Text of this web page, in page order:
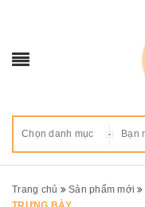
Chọn danh mục
Trang chủ Sản phẩm mới